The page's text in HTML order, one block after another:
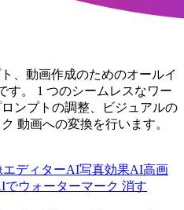
、動画作成のためのオールイ
す。 1 つのシームレスなワー
ンプトの調整、ビジュアルの
動画への変換を行います。
ディターAI写真効果AI高画
でウォーターマーク 消す